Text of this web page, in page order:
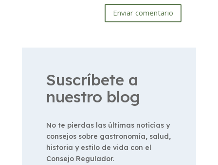
Enviar comentario
Suscríbete a
nuestro blog
No te pierdas las últimas noticias y
consejos sobre gastronomía, salud,
historia y estilo de vida con el
Consejo Regulador.